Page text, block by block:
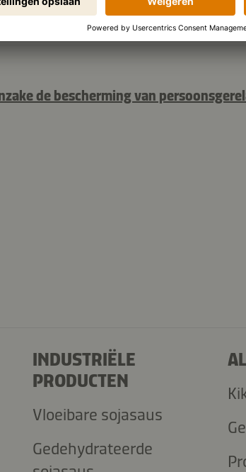
de bescherming van
INDUSTRIËLE
PRODUCTEN
Vloeibare sojasaus
Gedehydrateerde